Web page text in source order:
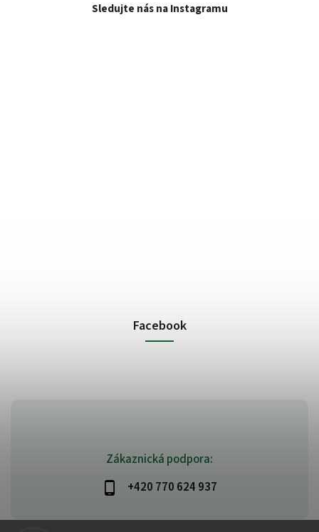
Zákaznická podpora:
+420 770 624 937
Sledujte nás na Instagramu
Facebook